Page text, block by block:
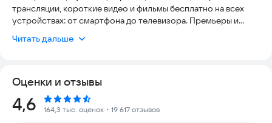
трансляции, короткие видео и фильмы бесплатно на всех
устройствах: от смартфона до телевизора. Премьеры и
девайсе!
просмотр ТВ, новинки кино и сериалов, познавательные и
развлекательные видео, мультики для детей (без интернета),
эксклюзивный контент, спортивные трансляции и смешные
клипы ждут тебя. Ты можешь скачать видео для офлайн
Читать дальше
Оценки и отзывы
Рейтинг:
4,6 164,3 тыс. оценок ・19 617 отзывов